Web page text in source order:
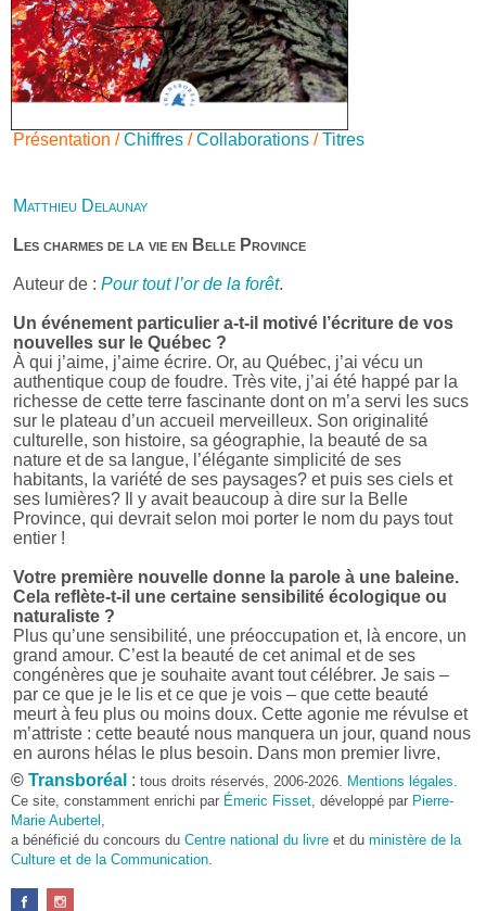
Présentation /Chiffres /Collaborations /Titres
Matthieu Delaunay
Les charmes de la vie en Belle Province
Auteur de : Pour tout l’or de la forêt.
Un événement particulier a-t-il motivé l’écriture de vos
nouvelles sur le Québec ?
À qui j’aime, j’aime écrire. Or, au Québec, j’ai vécu un
authentique coup de foudre. Très vite, j’ai été happé par la
richesse de cette terre fascinante dont on m’a servi les sucs
sur le plateau d’un accueil merveilleux. Son originalité
culturelle, son histoire, sa géographie, la beauté de sa
nature et de sa langue, l’élégante simplicité de ses
habitants, la variété de ses paysages? et puis ses ciels et
ses lumières? Il y avait beaucoup à dire sur la Belle
Province, qui devrait selon moi porter le nom du pays tout
entier !
Votre première nouvelle donne la parole à une baleine.
Cela reflète-t-il une certaine sensibilité écologique ou
naturaliste ?
Plus qu’une sensibilité, une préoccupation et, là encore, un
grand amour. C’est la beauté de cet animal et de ses
congénères que je souhaite avant tout célébrer. Je sais –
par ce que je le lis et ce que je vois – que cette beauté
meurt à feu plus ou moins doux. Cette agonie me révulse et
m’attriste : cette beauté nous manquera un jour, quand nous
en aurons hélas le plus besoin. Dans mon premier livre,
j’avais pris goût à me mettre dans la peau d’une bête. Outre
l’intérêt de l’exercice littéraire, il me semble que cela peut
être un bon moyen pour transmettre certains messages.
Pourquoi avoir choisi le format des nouvelles plutôt
qu’un autre ?
D’abord parce que j’aime (décidément!) en lire !
© Transboréal : tous droits réservés, 2006-2026. Mentions légales
Ce site, constamment enrichi par Émeric Fisset , développé par Pierre-
Marie Aubertel
a bénéficié du concours du Centre national du livre et du ministère de la
Culture et de la Communication